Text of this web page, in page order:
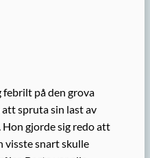
febrilt på den grova
spruta sin last av
Hon gjorde sig redo att
visste snart skulle